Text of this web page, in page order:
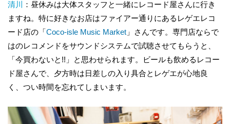
清川
：昼休みは大体スタッフと一緒にレコード屋さんに行き
ますね。特に好きなお店はファイアー通りにあるレゲエレコ
ード店の「Coco-isle Music Market 」さんです。専門店ならで
はのレコメンドをサウンドシステムで試聴させてもらうと、
「今買わないと!!」と思わせられます。ビールも飲めるレコー
ド屋さんで、夕方時は日差しの入り具合とレゲエが心地良
く、つい時間を忘れてしまいます。